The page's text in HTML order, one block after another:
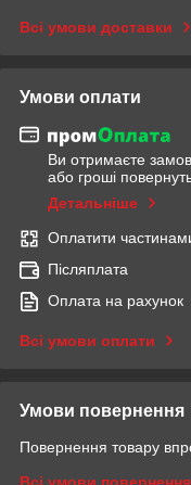
Всі умови доставки
Умови оплати
Ви отримаєте
або гроші
Детальніше
Оплатити
Післяплата
Оплата на рахунок
Всі умови оплати
Умови повернення
Повернення товару